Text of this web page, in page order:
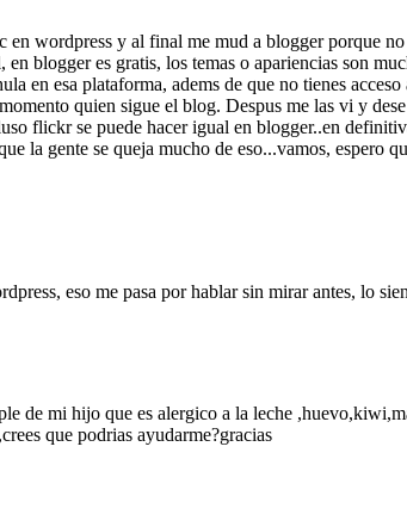
en wordpress y al final me mud a blogger porque
blogger es gratis, los temas o apariencias son
en esa plataforma, adems de que no tienes
quien sigue el blog. Despus me las vi y
flickr se puede hacer igual en blogger..en
la gente se queja mucho de eso...vamos, espero
eso me pasa por hablar sin mirar antes, lo
de mi hijo que es alergico a la leche
que podrias ayudarme?gracias